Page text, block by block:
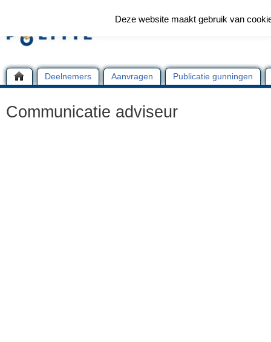
Deelnemers Aanvragen Publicatie gunningen
Communicatie adviseur
Deze website maakt gebruik van